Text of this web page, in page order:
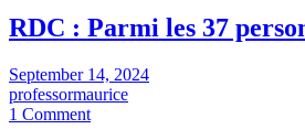
RDC : Parmi les 37
September 14, 2024
professormaurice
1 Comment